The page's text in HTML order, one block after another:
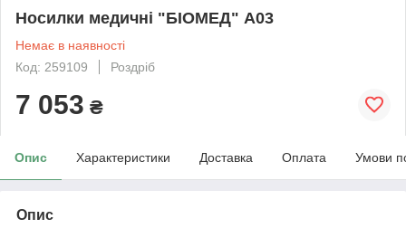
Носилки медичні "БІОМЕД" А03
Немає в наявності
Код: 259109
Роздріб
7 053 ₴
Опис Характеристики Доставка Оплата Умови
Опис